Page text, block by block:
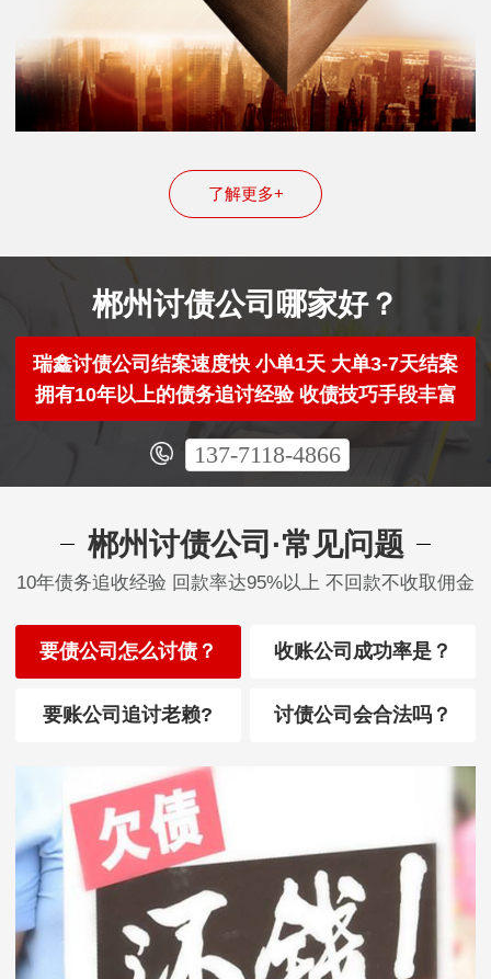
了解更多+
郴州讨债公司哪家好？
瑞鑫讨债公司结案速度快 小单1天 大单3-7天结案
拥有10年以上的债务追讨经验 收债技巧手段丰富
137-7118-4866
郴州讨债公司·常见问题
10年债务追收经验 回款率达95%以上 不回款不收取佣金
要债公司怎么讨债？ 收账公司成功率是？
要账公司追讨老赖? 讨债公司会合法吗？